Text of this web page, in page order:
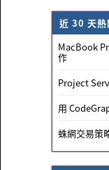
近 30 天熱
MacBook
作
Project
用
蛛網交易策